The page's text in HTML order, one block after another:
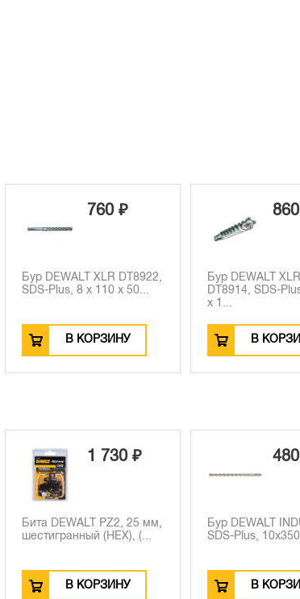
760 ₽
Бур DEWALT XLR DT8922,
SDS-Plus, 8 x 110 x 50...
В КОРЗИНУ
Бур DEWALT
DT8914, SDS-
x 1...
В
480 ₽
Бур DEWALT INDUSTRIAL,
SDS-Plus, 10x350 мм (D...
В КОРЗИНУ
Бита DEWALT
HEX, 5 шт.
В